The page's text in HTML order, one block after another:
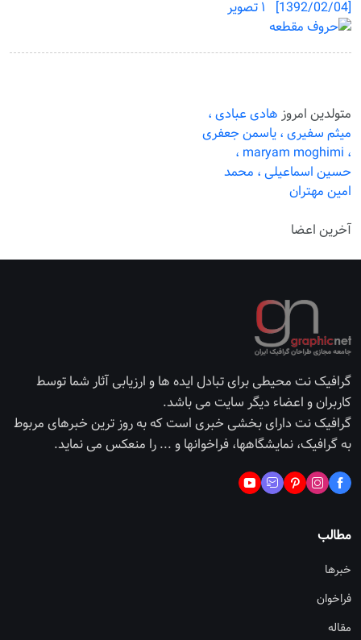
متولدین امروزهادی عبادی ،
میثم سفیری ، یاسمن جعفری
، maryam moghimi ،
حسین اسماعیلی ، محمد
امین مهتران
آخرین اعضا
گرافیک نت محیطی برای تبادل ایده ها و ارزیابی آثار شما توسط
کاربران و اعضاء دیگر سایت می باشد.
گرافیک نت دارای بخشی خبری است که به روز ترین خبرهای مربوط
به گرافیک، نمایشگاهها، فراخوانها و ... را منعکس می نماید.
مطالب
خبرها
فراخوان
مقاله